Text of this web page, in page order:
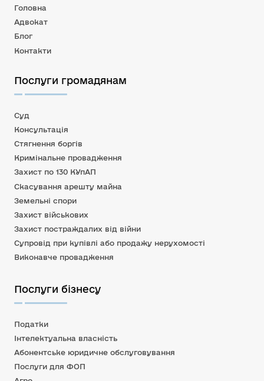
Головна
Адвокат
Блог
Контакти
Послуги громадянам
Суд
Консультація
Стягнення боргів
Кримінальне провадження
Захист по 130 КУпАП
Скасування арешту майна
Земельні спори
Захист військових
Захист постраждалих від війни
Супровід при купівлі або продажу нерухомості
Виконавче провадження
Послуги бізнесу
Податки
Інтелектуальна власність
Абонентське юридичне обслуговування
Послуги для ФОП